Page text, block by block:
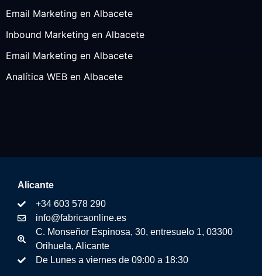
Email Marketing en Albacete
Inbound Marketing en Albacete
Email Marketing en Albacete
Analítica WEB en Albacete
Alicante
+34 603 578 290
info@fabricaonline.es
C. Monseñor Espinosa, 30, entresuelo 1, 03300
Orihuela, Alicante
De Lunes a viernes de 09:00 a 18:30